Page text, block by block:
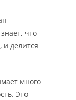
что
делится
много
Это